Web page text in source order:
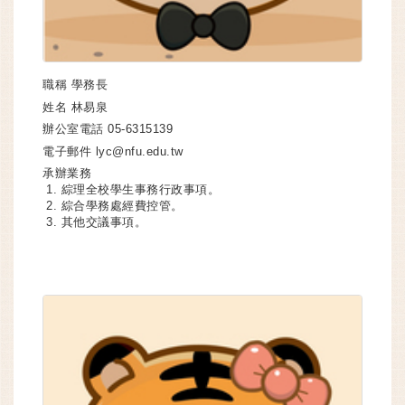
職稱 學務長
姓名 林易泉
辦公室電話 05-6315139
電子郵件 lyc@nfu.edu.tw
承辦業務
綜理全校學生事務行政事項。
綜合學務處經費控管。
其他交議事項。